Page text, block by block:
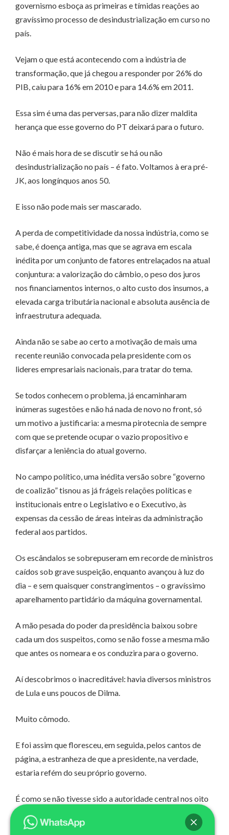
governismo esboça as primeiras e tímidas reações ao
gravíssimo processo de desindustrialização em curso no
país.
Vejam o que está acontecendo com a indústria de
transformação, que já chegou a responder por 26% do
PIB, caiu para 16% em 2010 e para 14.6% em 2011.
Essa sim é uma das perversas, para não dizer maldita
herança que esse governo do PT deixará para o futuro.
Não é mais hora de se discutir se há ou não
desindustrialização no país – é fato. Voltamos à era pré-
JK, aos longínquos anos 50.
E isso não pode mais ser mascarado.
A perda de competitividade da nossa indústria, como se
sabe, é doença antiga, mas que se agrava em escala
inédita por um conjunto de fatores entrelaçados na atual
conjuntura: a valorização do câmbio, o peso dos juros
nos financiamentos internos, o alto custo dos insumos, a
elevada carga tributária nacional e absoluta ausência de
infraestrutura adequada.
Ainda não se sabe ao certo a motivação de mais uma
recente reunião convocada pela presidente com os
lideres empresariais nacionais, para tratar do tema.
Se todos conhecem o problema, já encaminharam
inúmeras sugestões e não há nada de novo no front, só
um motivo a justificaria: a mesma pirotecnia de sempre
com que se pretende ocupar o vazio propositivo e
disfarçar a leniência do atual governo.
No campo político, uma inédita versão sobre “governo
de coalizão” tisnou as já frágeis relações políticas e
institucionais entre o Legislativo e o Executivo, às
expensas da cessão de áreas inteiras da administração
federal aos partidos.
Os escândalos se sobrepuseram em recorde de ministros
caídos sob grave suspeição, enquanto avançou à luz do
dia – e sem quaisquer constrangimentos – o gravíssimo
aparelhamento partidário da máquina governamental.
A mão pesada do poder da presidência baixou sobre
cada um dos suspeitos, como se não fosse a mesma mão
que antes os nomeara e os conduzira para o governo.
Aí descobrimos o inacreditável: havia diversos ministros
de Lula e uns poucos de Dilma.
Muito cômodo.
E foi assim que floresceu, em seguida, pelos cantos de
página, a estranheza de que a presidente, na verdade,
estaria refém do seu próprio governo.
É como se não tivesse sido a autoridade central nos oito
anos da administração anterior.